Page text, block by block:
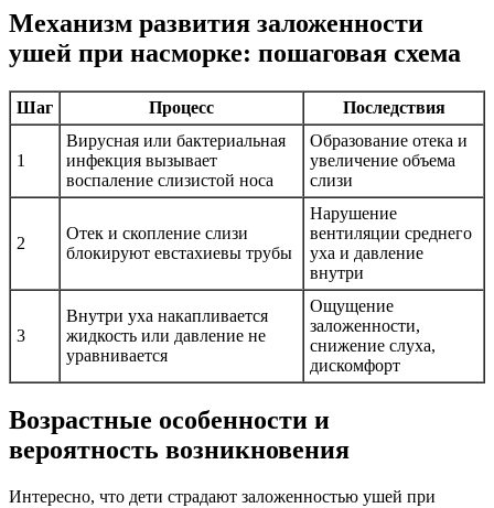
Механизм развития заложенности
ушей при насморке: пошаговая схема
Шаг Процесс Последствия
1
Вирусная или бактериальная
инфекция вызывает
воспаление слизистой носа
Образование отека и
увеличение объема
слизи
2
Отек и скопление слизи
блокируют евстахиевы трубы
Нарушение
вентиляции среднего
уха и давление
внутри
3
Внутри уха накапливается
жидкость или давление не
уравнивается
Ощущение
заложенности,
снижение слуха,
дискомфорт
Возрастные особенности и
вероятность возникновения
Интересно, что дети страдают заложенностью ушей при